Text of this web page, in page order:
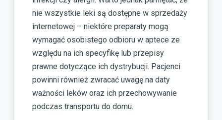
nie wszystkie leki są dostępne w sprzedaży
internetowej – niektóre preparaty mogą
wymagać osobistego odbioru w aptece ze
względu na ich specyfikę lub przepisy
prawne dotyczące ich dystrybucji. Pacjenci
powinni również zwracać uwagę na daty
ważności leków oraz ich przechowywanie
podczas transportu do domu.